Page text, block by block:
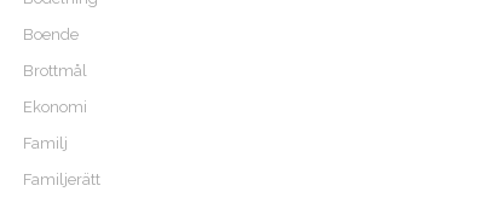
Boende
Brottmål
Ekonomi
Familj
Familjerätt